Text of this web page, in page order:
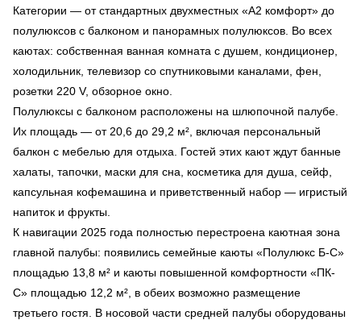
Категории — от стандартных двухместных «А2 комфорт» до
полулюксов с балконом и панорамных полулюксов. Во всех
каютах: собственная ванная комната с душем, кондиционер,
холодильник, телевизор со спутниковыми каналами, фен,
розетки 220 V, обзорное окно.
Полулюксы с балконом расположены на шлюпочной палубе.
Их площадь — от 20,6 до 29,2 м², включая персональный
балкон с мебелью для отдыха. Гостей этих кают ждут банные
халаты, тапочки, маски для сна, косметика для душа, сейф,
капсульная кофемашина и приветственный набор — игристый
напиток и фрукты.
К навигации 2025 года полностью перестроена каютная зона
главной палубы: появились семейные каюты «Полулюкс Б-С»
площадью 13,8 м² и каюты повышенной комфортности «ПК-
С» площадью 12,2 м², в обеих возможно размещение
третьего гостя. В носовой части средней палубы оборудованы